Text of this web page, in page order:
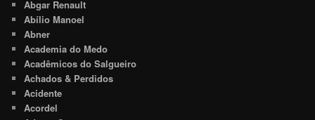
Abgar Renault
Abílio Manoel
Abner
Academia do Medo
Acadêmicos do Salgueiro
Achados & Perdidos
Acidente
Acordel